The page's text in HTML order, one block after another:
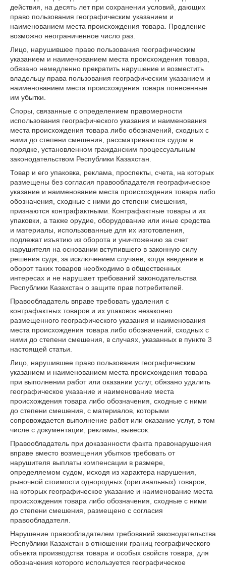
действия, на десять лет при сохранении условий, дающих
право пользования географическим указанием и
наименованием места происхождения товара. Продление
возможно неограниченное число раз.
Лицо, нарушившее право пользования географическим
указанием и наименованием места происхождения товара,
обязано немедленно прекратить нарушение и возместить
владельцу права пользования географическим указанием и
наименованием места происхождения товара понесенные
им убытки.
Споры, связанные с определением правомерности
использования географического указания и наименования
места происхождения товара либо обозначений, сходных с
ними до степени смешения, рассматриваются судом в
порядке, установленном гражданским процессуальным
законодательством Республики Казахстан.
Товар и его упаковка, реклама, проспекты, счета, на которых
размещены без согласия правообладателя географическое
указание и наименование места происхождения товара либо
обозначения, сходные с ними до степени смешения,
признаются контрафактными. Контрафактные товары и их
упаковки, а также орудие, оборудование или иные средства
и материалы, использованные для их изготовления,
подлежат изъятию из оборота и уничтожению за счет
нарушителя на основании вступившего в законную силу
решения суда, за исключением случаев, когда введение в
оборот таких товаров необходимо в общественных
интересах и не нарушает требований законодательства
Республики Казахстан о защите прав потребителей.
Правообладатель вправе требовать удаления с
контрафактных товаров и их упаковок незаконно
размещенного географического указания и наименования
места происхождения товара либо обозначений, сходных с
ними до степени смешения, в случаях, указанных в пункте 3
настоящей статьи.
Лицо, нарушившее право пользования географическим
указанием и наименованием места происхождения товара
при выполнении работ или оказании услуг, обязано удалить
географическое указание и наименование места
происхождения товара либо обозначения, сходные с ними
до степени смешения, с материалов, которыми
сопровождается выполнение работ или оказание услуг, в том
числе с документации, рекламы, вывесок.
Правообладатель при доказанности факта правонарушения
вправе вместо возмещения убытков требовать от
нарушителя выплаты компенсации в размере,
определяемом судом, исходя из характера нарушения,
рыночной стоимости однородных (оригинальных) товаров,
на которых географическое указание и наименование места
происхождения товара либо обозначения, сходные с ними
до степени смешения, размещено с согласия
правообладателя.
Нарушение правообладателем требований законодательства
Республики Казахстан в отношении границ географического
объекта производства товара и особых свойств товара, для
обозначения которого используется географическое